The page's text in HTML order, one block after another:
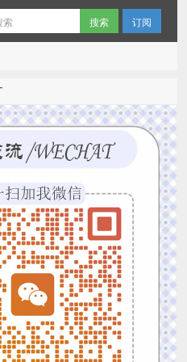
订阅